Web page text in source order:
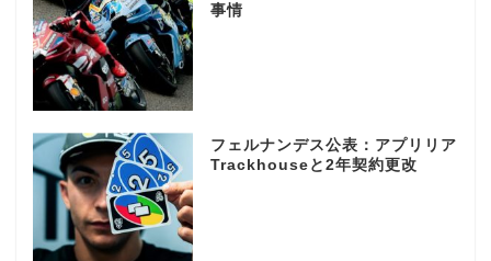
事情
フェルナンデス公表：アプリリア
Trackhouseと2年契約更改